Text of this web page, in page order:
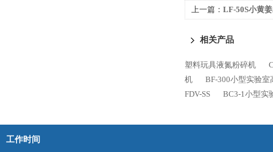
上一篇： LF-50S小黄
相关产品
塑料玩具液氮粉碎机
机
BF-300小型实验
FDV-SS
BC3-1小型实
工作时间